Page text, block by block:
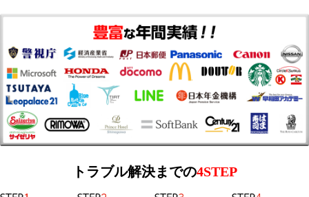
トラブル解決までの4STEP